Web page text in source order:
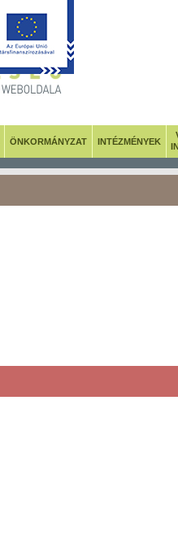
ÖNKORMÁNYZAT INTÉZMÉNYEK